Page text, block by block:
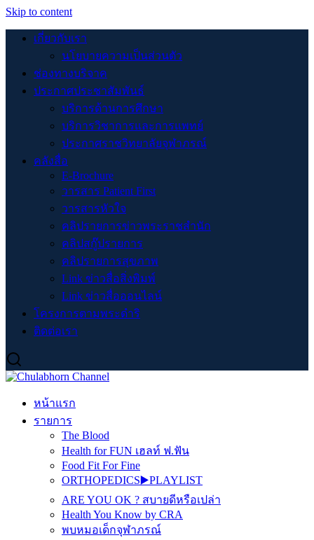
Skip to content
เกี่ยวกับเรา
นโยบายความเป็นส่วนตัว
ช่องทางบริจาค
ประกาศประชาสัมพันธ์
บริการด้านการศึกษา
บริการวิชาการและการแพทย์
ประกาศราชวิทยาลัยจุฬาภรณ์
คลังสื่อ
E-Brochure
วารสาร Patient First
วารสารหัวใจ
คลิปรายการข่าวพระราชสำนัก
คลิปสกู๊ปรายการ
คลิปรายการสุขภาพ
Link ข่าวสื่อสิ่งพิมพ์
Link ข่าวสื่อออนไลน์
โครงการตามพระดำริ
ติดต่อเรา
หน้าแรก
รายการ
The Blood
Health for FUN เฮลท์ ฟ.ฟัน
Food Fit For Fine
ORTHOPEDICS▶️PLAYLIST
ARE YOU OK ? สบายดีหรือเปล่า
Health You Know by CRA
พบหมอเด็กจุฬาภรณ์